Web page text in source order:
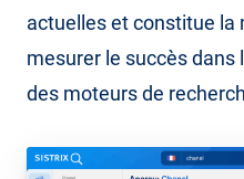
actuelles et constitue la
mesurer le succès
des moteurs de